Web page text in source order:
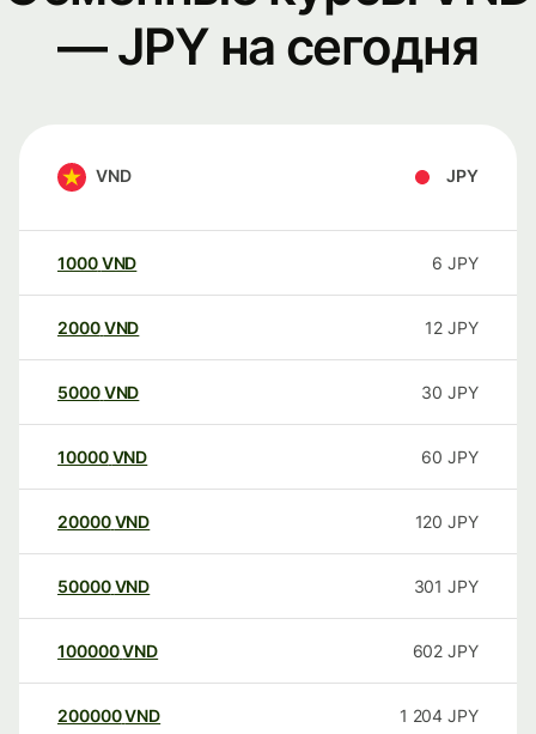
— JPY на сегодня
VND JPY
1000VND 6 JPY
2000VND 12 JPY
5000VND 30 JPY
10000 VND 60 JPY
20000 VND 120 JPY
50000 VND 301 JPY
100000VND 602 JPY
200000VND 1 204 JPY